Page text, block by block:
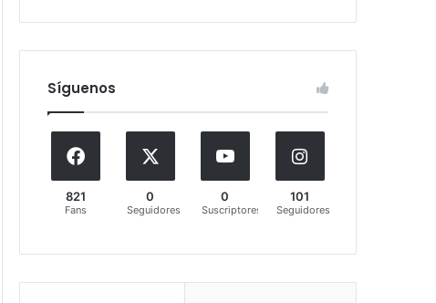
Síguenos
821
Fans
0
Seguidores
0
Suscriptores
101
Seguidores